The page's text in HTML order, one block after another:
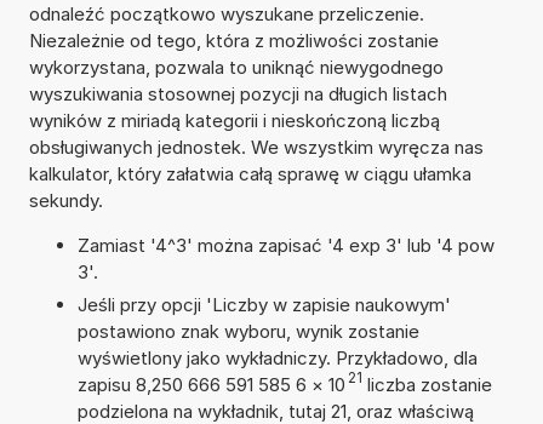
odnaleźć początkowo wyszukane przeliczenie.
Niezależnie od tego, która z możliwości zostanie
wykorzystana, pozwala to uniknąć niewygodnego
wyszukiwania stosownej pozycji na długich listach
wyników z miriadą kategorii i nieskończoną liczbą
obsługiwanych jednostek. We wszystkim wyręcza nas
kalkulator, który załatwia całą sprawę w ciągu ułamka
sekundy.
Zamiast '4^3' można zapisać '4 exp 3' lub '4 pow
3'.
Jeśli przy opcji 'Liczby w zapisie naukowym'
postawiono znak wyboru, wynik zostanie
wyświetlony jako wykładniczy. Przykładowo, dla
zapisu 8,250 666 591 585 6 × 10 21 liczba zostanie
podzielona na wykładnik, tutaj 21, oraz właściwą